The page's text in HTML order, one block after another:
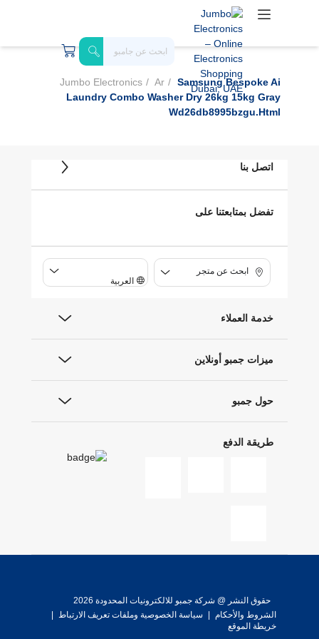
Jumbo Electronics Ar
Samsung Bespoke Ai
Laundry Combo Washer Dry 26kg 15kg Gray
Wd26db8995bzgu.html
اتصل بنا
تفضل بمتابعتنا على
ابحث عن متجر
العربية
خدمة العملاء
ميزات جمبو أونلاين
حول جمبو
طريقة الدفع
حقوق النشر @ شركة جمبو للالكترونيات المحدودة 2026
الشروط والأحكام
سياسة الخصوصية وملفات تعريف الارتباط
خريطة الموقع